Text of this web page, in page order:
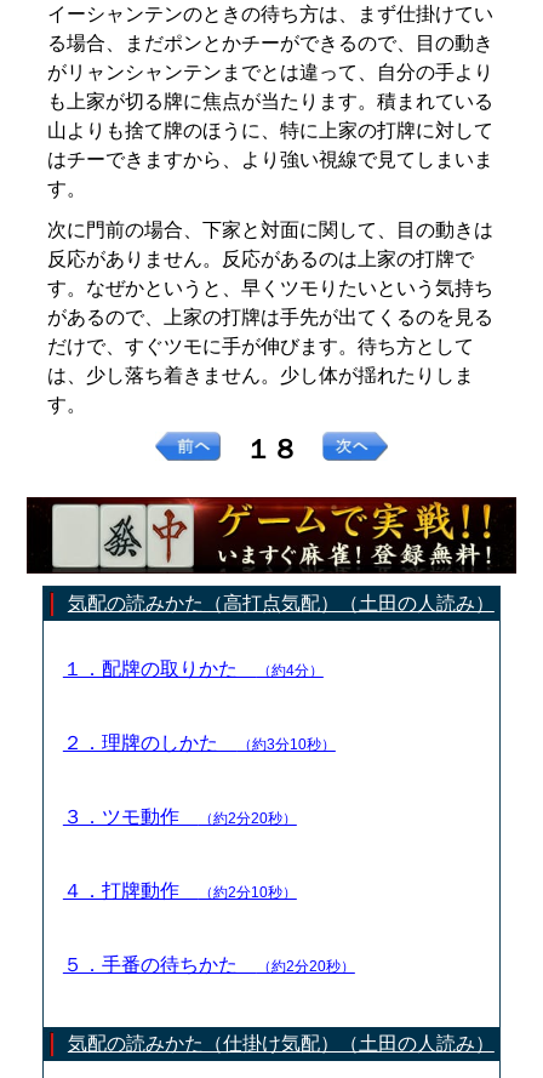
イーシャンテンのときの待ち方は、まず仕掛けてい
る場合、まだポンとかチーができるので、目の動き
がリャンシャンテンまでとは違って、自分の手より
も上家が切る牌に焦点が当たります。積まれている
山よりも捨て牌のほうに、特に上家の打牌に対して
はチーできますから、より強い視線で見てしまいま
す。
次に門前の場合、下家と対面に関して、目の動きは
反応がありません。反応があるのは上家の打牌で
す。なぜかというと、早くツモりたいという気持ち
があるので、上家の打牌は手先が出てくるのを見る
だけで、すぐツモに手が伸びます。待ち方として
は、少し落ち着きません。少し体が揺れたりしま
す。
１８
気配の読みかた（高打点気配）（土田の人読み）
１．配牌の取りかた （約4分）
２．理牌のしかた （約3分10秒）
３．ツモ動作 （約2分20秒）
４．打牌動作 （約2分10秒）
５．手番の待ちかた （約2分20秒）
気配の読みかた（仕掛け気配）（土田の人読み）